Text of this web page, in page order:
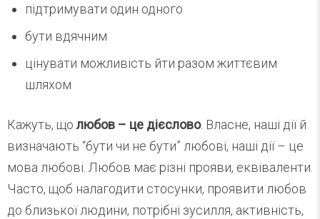
підтримувати один одного
бути вдячним
цінувати можливість йти разом життєвим
шляхом
Кажуть, що любов – це дієслово. Власне, наші дії й
визначають “бути чи не бути” любові, наші дії – це
мова любові. Любов має різні прояви, еквіваленти.
Часто, щоб налагодити стосунки, проявити любов
до близької людини, потрібні зусилля, активність,